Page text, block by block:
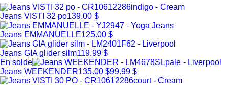
Jeans VISTI 32 po139.00 $
Jeans EMMANUELLE125.00 $
Jeans GIA glider silm119.99 $
En solde
Jeans WEEKENDER135.00 $99.99 $